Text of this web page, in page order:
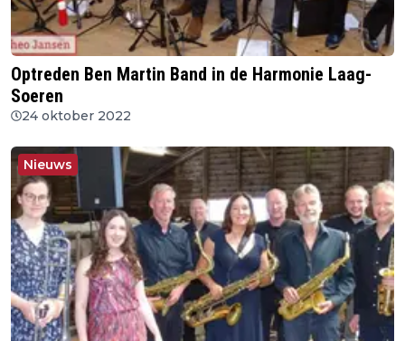
Optreden Ben Martin Band in de Harmonie Laag-
Soeren
24 oktober 2022
Nieuws